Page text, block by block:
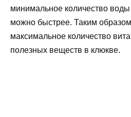
минимальное количество воды
можно быстрее. Таким
максимальное количество
полезных веществ в клюкве.